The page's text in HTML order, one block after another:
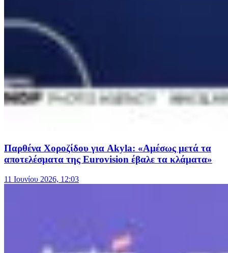
Παρθένα Χοροζίδου για Akyla: «Αμέσως μετά τα
αποτελέσματα της Eurovision έβαλε τα κλάματα»
11 Ιουνίου 2026, 12:03